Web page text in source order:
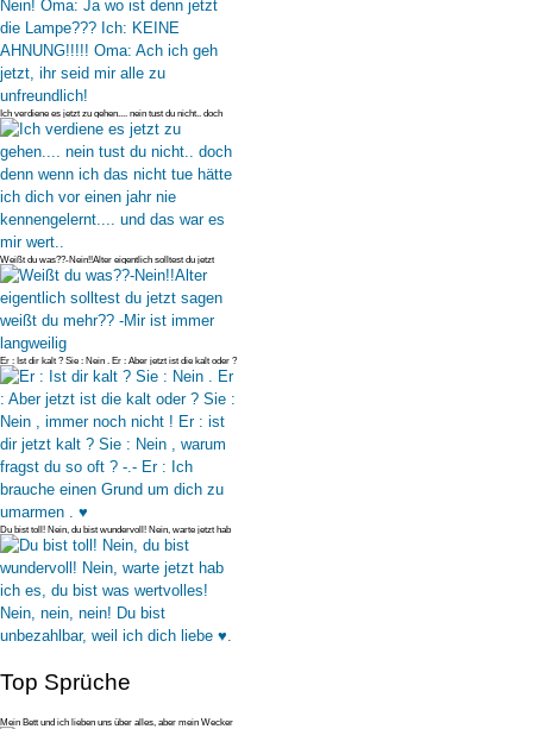
Ich verdiene es jetzt zu gehen.... nein tust du nicht.. doch
denn wenn
Weißt du was??-Nein!!Alter eigentlich solltest du jetzt
sagen weißt du m
Er : Ist dir kalt ? Sie : Nein . Er : Aber jetzt ist die kalt oder ?
Sie
Du bist toll! Nein, du bist wundervoll! Nein, warte jetzt hab
ich es, du
Top Sprüche
Mein Bett und ich lieben uns über alles, aber mein Wecker